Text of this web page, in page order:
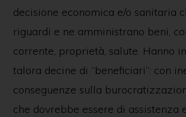
decisione economica e/o sanitaria
riguardi e ne amministrano beni,
corrente, proprietà, salute. Hanno
talora decine di “beneficiari”: con
conseguenze sulla
che dovrebbe essere di assistenza